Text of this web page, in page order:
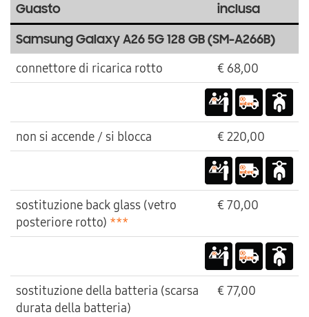
Guasto
inclusa
Samsung Galaxy A26 5G 128 GB (SM-A266B)
connettore di ricarica rotto € 68,00
non si accende / si blocca € 220,00
sostituzione back glass (vetro
posteriore rotto) ***
€ 70,00
sostituzione della batteria (scarsa
durata della batteria)
€ 77,00